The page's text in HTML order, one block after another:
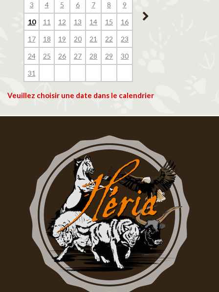
3 4 5 6 7 8 9
10 11 12 13 14 15 16
17 18 19 20 21 22 23
24 25 26 27 28 29 30
31
14
Veuillez choisir une date dans le calendrier